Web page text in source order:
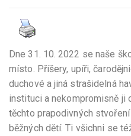
Dne 31. 10. 2022 se naše
místo. Příšery, upíři,
duchové a jiná strašidelná
instituci a nekompromisně ji
těchto prapodivných
běžných dětí. Ti všichni se